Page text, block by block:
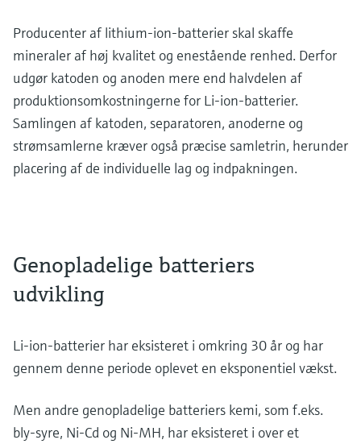
Producenter af lithium-ion-batterier skal skaffe
mineraler af høj kvalitet og enestående renhed. Derfor
udgør katoden og anoden mere end halvdelen af
produktionsomkostningerne for Li-ion-batterier.
Samlingen af katoden, separatoren, anoderne og
strømsamlerne kræver også præcise samletrin, herunder
placering af de individuelle lag og indpakningen.
Genopladelige batteriers
udvikling
Li-ion-batterier har eksisteret i omkring 30 år og har
gennem denne periode oplevet en eksponentiel vækst.
Men andre genopladelige batteriers kemi, som f.eks.
bly-syre, Ni-Cd og Ni-MH, har eksisteret i over et